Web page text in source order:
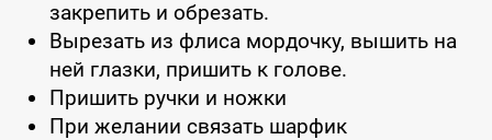
закрепить и обрезать.
Вырезать из флиса мордочку, вышить на
ней глазки, пришить к голове.
Пришить ручки и ножки
При желании связать шарфик